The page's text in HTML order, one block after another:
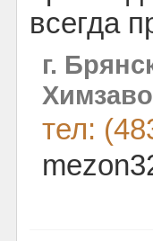
всегда
г.
тел: